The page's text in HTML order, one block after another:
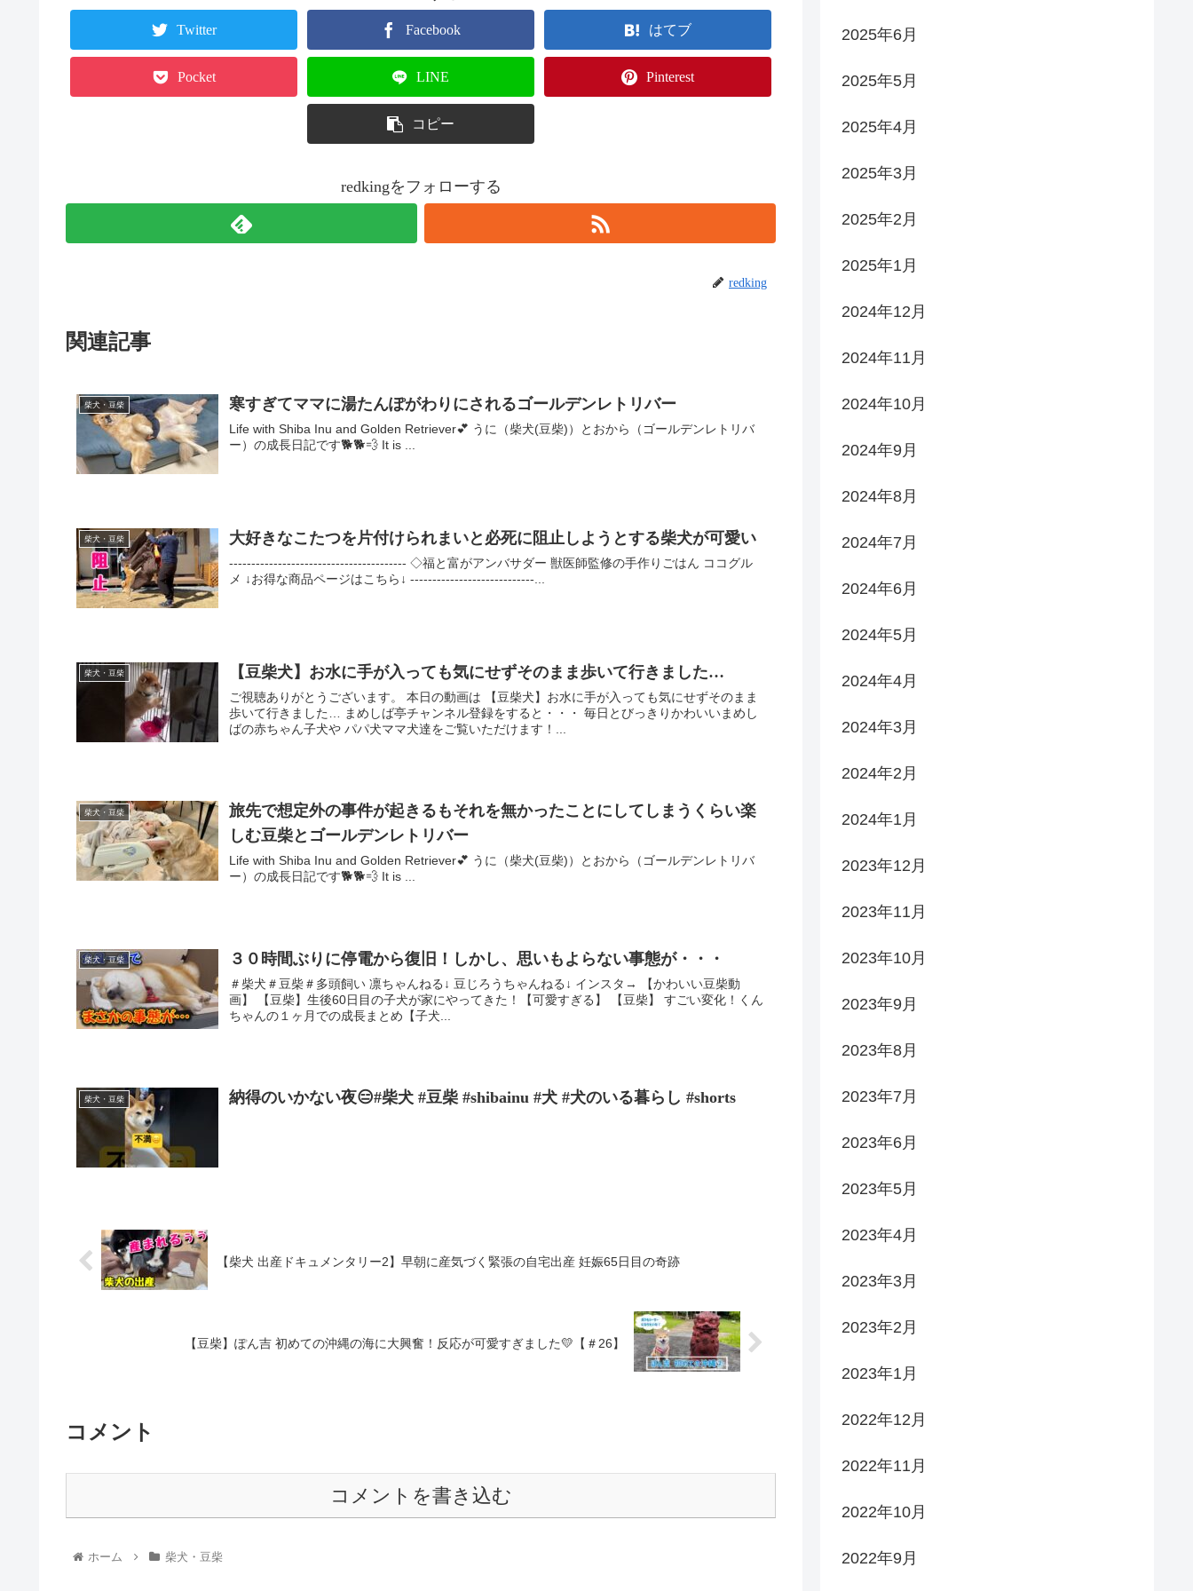
Twitter Facebook はてブ
Pocket LINE Pinterest
コピー
redkingをフォローする
redking
関連記事
柴犬・豆柴 寒すぎてママに湯たんぽがわりにされるゴールデンレトリバー
Life with Shiba Inu and Golden Retriever💕 うに（柴犬(豆柴)）とおから（ゴールデンレトリバ
ー）の成長日記です🐕🐕💨 It is ...
柴犬・豆柴 大好きなこたつを片付けられまいと必死に阻止しようとする柴犬が可愛い
---------------------------------------- ◇福と富がアンバサダー 獣医師監修の手作りごはん ココグル
メ ↓お得な商品ページはこちら↓ ----------------------------...
柴犬・豆柴 【豆柴犬】お水に手が入っても気にせずそのまま歩いて行きました…
ご視聴ありがとうございます。 本日の動画は 【豆柴犬】お水に手が入っても気にせずそのまま
歩いて行きました… まめしば亭チャンネル登録をすると・・・ 毎日とびっきりかわいいまめし
ばの赤ちゃん子犬や パパ犬ママ犬達をご覧いただけます！...
柴犬・豆柴
旅先で想定外の事件が起きるもそれを無かったことにしてしまうくらい楽
しむ豆柴とゴールデンレトリバー
Life with Shiba Inu and Golden Retriever💕 うに（柴犬(豆柴)）とおから（ゴールデンレトリバ
ー）の成長日記です🐕🐕💨 It is ...
柴犬・豆柴 ３０時間ぶりに停電から復旧！しかし、思いもよらない事態が・・・
＃柴犬＃豆柴＃多頭飼い 凛ちゃんねる↓ 豆じろうちゃんねる↓ インスタ→ 【かわいい豆柴動
画】 【豆柴】生後60日目の子犬が家にやってきた！【可愛すぎる】 【豆柴】 すごい変化！くん
ちゃんの１ヶ月での成長まとめ【子犬...
柴犬・豆柴 納得のいかない夜😑#柴犬 #豆柴 #shibainu #犬 #犬のいる暮らし #shorts
【柴犬 出産ドキュメンタリー2】早朝に産気づく緊張の自宅出産 妊娠65日目の奇跡
【豆柴】ぽん吉 初めての沖縄の海に大興奮！反応が可愛すぎました💛【＃26】
コメント
コメントを書き込む
ホーム 柴犬・豆柴
2025年6月
2025年5月
2025年4月
2025年3月
2025年2月
2025年1月
2024年12月
2024年11月
2024年10月
2024年9月
2024年8月
2024年7月
2024年6月
2024年5月
2024年4月
2024年3月
2024年2月
2024年1月
2023年12月
2023年11月
2023年10月
2023年9月
2023年8月
2023年7月
2023年6月
2023年5月
2023年4月
2023年3月
2023年2月
2023年1月
2022年12月
2022年11月
2022年10月
2022年9月